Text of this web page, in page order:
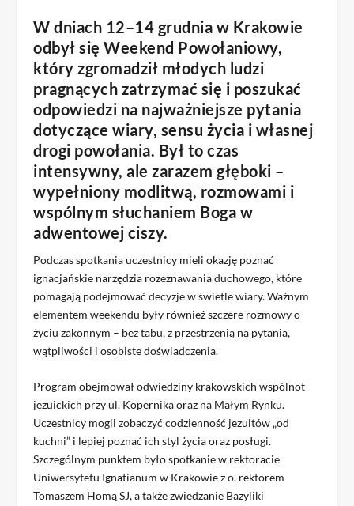
W dniach 12–14 grudnia w Krakowie
odbył się Weekend Powołaniowy,
który zgromadził młodych ludzi
pragnących zatrzymać się i poszukać
odpowiedzi na najważniejsze pytania
dotyczące wiary, sensu życia i własnej
drogi powołania. Był to czas
intensywny, ale zarazem głęboki –
wypełniony modlitwą, rozmowami i
wspólnym słuchaniem Boga w
adwentowej ciszy.
Podczas spotkania uczestnicy mieli okazję poznać
ignacjańskie narzędzia rozeznawania duchowego, które
pomagają podejmować decyzje w świetle wiary. Ważnym
elementem weekendu były również szczere rozmowy o
życiu zakonnym – bez tabu, z przestrzenią na pytania,
wątpliwości i osobiste doświadczenia.
Program obejmował odwiedziny krakowskich wspólnot
jezuickich przy ul. Kopernika oraz na Małym Rynku.
Uczestnicy mogli zobaczyć codzienność jezuitów „od
kuchni” i lepiej poznać ich styl życia oraz posługi.
Szczególnym punktem było spotkanie w rektoracie
Uniwersytetu Ignatianum w Krakowie z o. rektorem
Tomaszem Homą SJ, a także zwiedzanie Bazyliki